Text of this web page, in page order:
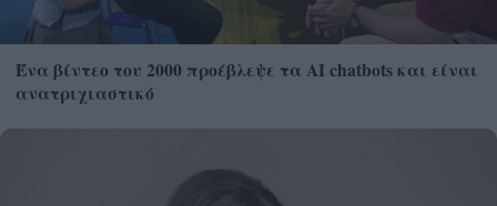
Ένα βίντεο του 2000 προέβλεψε τα AI chatbots και είναι
ανατριχιαστικό